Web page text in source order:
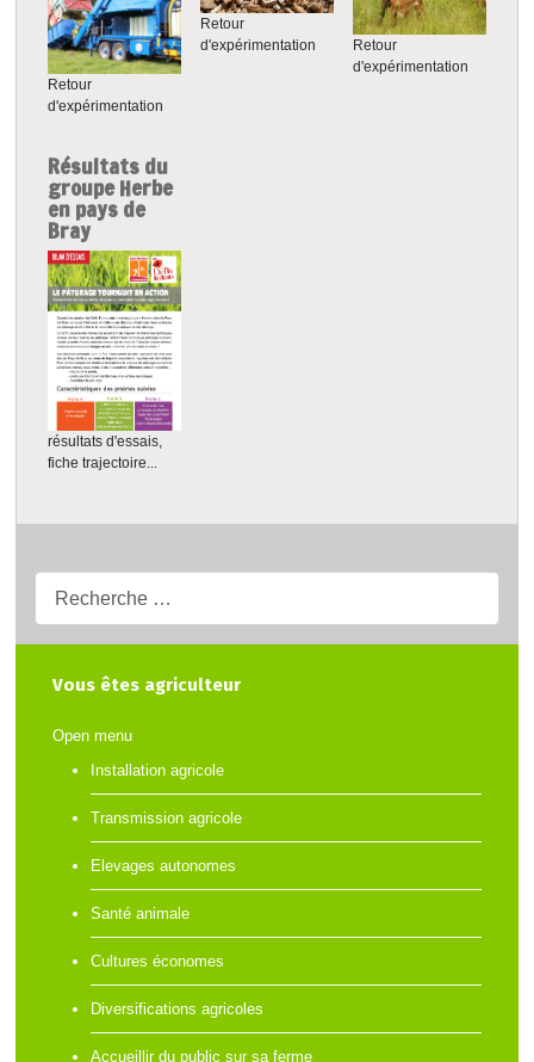
Vous êtes agriculteur
Open menu
Installation agricole
Transmission agricole
Elevages autonomes
Santé animale
Cultures économes
Diversifications agricoles
Accueillir du public sur sa ferme
Retour
d'expérimentation
Retour
d'expérimentation
Retour
d'expérimentation
Résultats du
groupe Herbe
en pays de
Bray
résultats d'essais,
fiche trajectoire...